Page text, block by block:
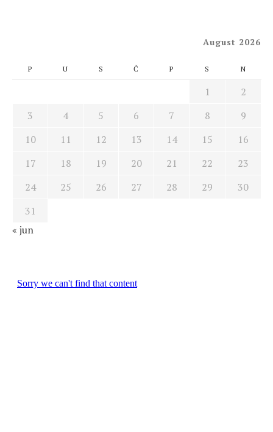
August 2026
P U S Č P S N
1
2
3
4 5 6 7 8
9
10
11 12 13 14 15
16
17
18 19 20 21 22
23
24
25 26 27 28 29
30
31
« jun